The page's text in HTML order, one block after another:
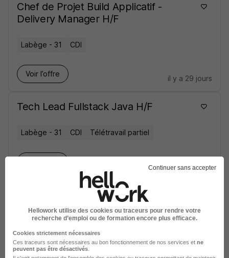
Chef de Projet Build Applicatif -
Delivery Manager H/F
Labège - 31 CDI
Voir l’offre
il y a 29 jours
Tech Lead Fullstack Java H/F
Labège - 31 CDI Télétravail partiel
il y a 29 jours
sur 1
Chef de Projet Iot & Power Platform
H/F
Continuer sans accepter
Hellowork utilise des cookies ou traceurs pour rendre votre
recherche d’emploi ou de formation encore plus efficace.
Cookies strictement nécessaires
Ces traceurs sont nécessaires au bon fonctionnement de nos services et ne
peuvent pas être désactivés